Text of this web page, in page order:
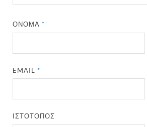
ΌΝΟΜΑ*
EMAIL*
ΙΣΤΌΤΟΠΟΣ